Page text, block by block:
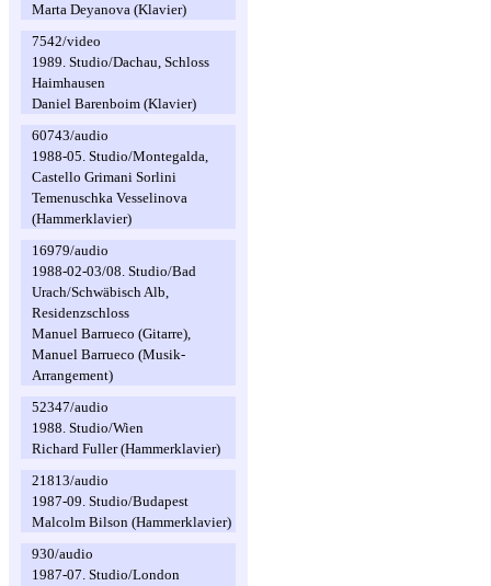
Marta Deyanova (Klavier)
7542/video
1989. Studio/Dachau, Schloss
Haimhausen
Daniel Barenboim (Klavier)
60743/audio
1988-05. Studio/Montegalda,
Castello Grimani Sorlini
Temenuschka Vesselinova
(Hammerklavier)
16979/audio
1988-02-03/08. Studio/Bad
Urach/Schwäbisch Alb,
Residenzschloss
Manuel Barrueco (Gitarre),
Manuel Barrueco (Musik-
Arrangement)
52347/audio
1988. Studio/Wien
Richard Fuller (Hammerklavier)
21813/audio
1987-09. Studio/Budapest
Malcolm Bilson (Hammerklavier)
930/audio
1987-07. Studio/London